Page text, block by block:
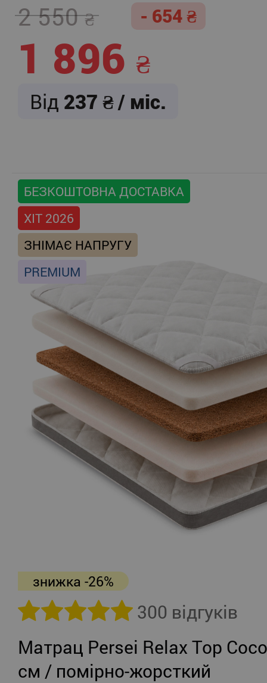
2 550 - 654
1 896
Від 237 / міс.
БЕЗКОШТОВНА ДОСТАВКА
ХІТ 2026
ЗНІМАЄ НАПРУГУ
PREMIUM
знижка -26%
300 відгуків
Матрац Persei Relax Top
см / помірно-жорсткий